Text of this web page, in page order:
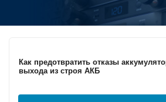
Кабели для промышленных сетей в
Как предотвратить отказы
выхода из строя АКБ